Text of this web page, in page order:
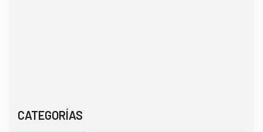
CATEGORÍAS